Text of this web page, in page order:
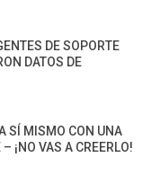
DE SOPORTE
DATOS DE
SÍ MISMO CON UNA
¡NO VAS A CREERLO!